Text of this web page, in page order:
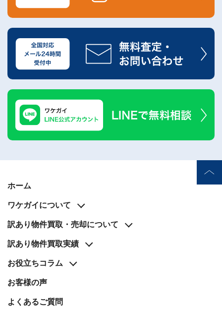
ホーム
ワケガイについて
訳あり物件買取・売却について
訳あり物件買取実績
お役立ちコラム
お客様の声
よくあるご質問